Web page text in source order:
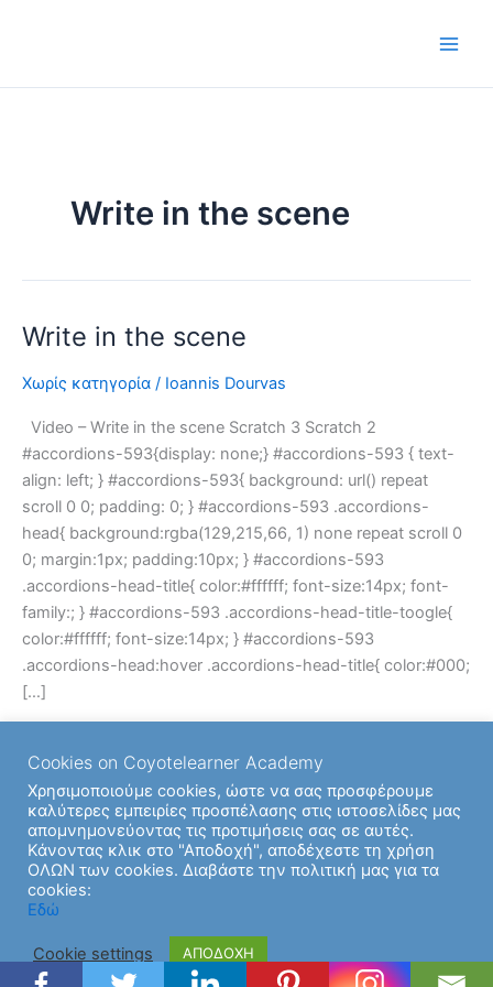
Write in the scene
Write in the scene
Χωρίς κατηγορία / Ioannis Dourvas
Video – Write in the scene Scratch 3 Scratch 2
#accordions-593{display: none;} #accordions-593 { text-
align: left; } #accordions-593{ background: url() repeat
scroll 0 0; padding: 0; } #accordions-593 .accordions-
head{ background:rgba(129,215,66, 1) none repeat scroll 0
0; margin:1px; padding:10px; } #accordions-593
.accordions-head-title{ color:#ffffff; font-size:14px; font-
family:; } #accordions-593 .accordions-head-title-toogle{
color:#ffffff; font-size:14px; } #accordions-593
.accordions-head:hover .accordions-head-title{ color:#000;
[…]
Write
the
Copyright © 2026 | Υποστήριξη από
WordPress
Cookies on Coyotelearner Academy
Χρησιμοποιούμε cookies, ώστε να σας προσφέρουμε
καλύτερες εμπειρίες προσπέλασης στις ιστοσελίδες μας
απομνημονεύοντας τις προτιμήσεις σας σε αυτές.
Κάνοντας κλικ στο "Αποδοχή", αποδέχεστε τη χρήση
ΟΛΩΝ των cookies. Διαβάστε την πολιτική μας για τα
cookies:
Εδώ
Cookie settings ΑΠΟΔΟΧΗ